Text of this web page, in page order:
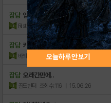
잡담 입겟
Ristorante 조회수:32 | 16.09.17
잡담 카드오브
바뵈연 조회수:181 | 15.08.11
잡담 오래간만에..
골드헌터 조회수:116 | 15.06.26
오늘하루 안보기